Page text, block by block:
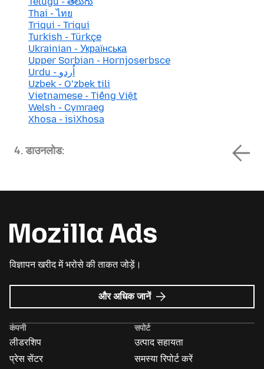
Thai - ไทย
Triqui - Triqui
Turkish - Türkçe
Ukrainian - Українська
Upper Sorbian - Hornjoserbsce
Urdu - اُردو
Uzbek - Oʻzbek tili
Vietnamese - Tiếng Việt
Welsh - Cymraeg
Xhosa - isiXhosa
4. डाउनलोड:
विज्ञापन खरीद में भरोसे की ताकत जोड़ें।
Mozilla
विज्ञापन
और अधिक जानें
कंपनी
लीडरशिप
प्रेस सेंटर
सपोर्ट
उत्पाद सहायता
समस्या रिपोर्ट करें